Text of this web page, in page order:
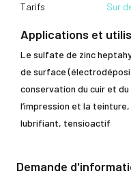
Tarifs Sur
Applications et
Le sulfate de zinc
de surface
conservation du cuir et
l’impression et la
lubrifiant, tensioactif
Demande